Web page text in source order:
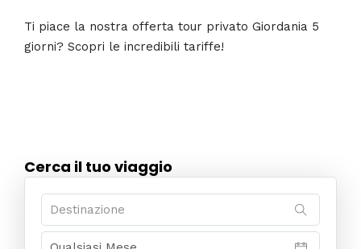
Ti piace la nostra offerta tour privato Giordania 5
giorni? Scopri le incredibili tariffe!
Cerca il tuo viaggio